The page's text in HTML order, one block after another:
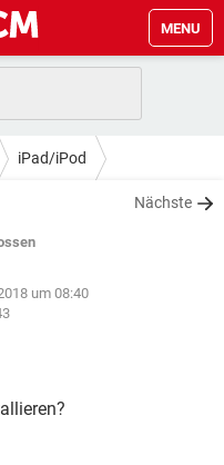
MENU
IOS iPad/iPod
Nächste
um 08:40